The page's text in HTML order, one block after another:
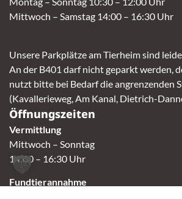
Mittwoch – Samstag 14:00 – 16:30 Uhr
Unsere Parkplätze am Tierheim sind
An der B401 darf nicht geparkt werden,
nutzt bitte bei Bedarf die angrenzenden
(Kavallerieweg, Am Kanal, Dietrich-
Öffnungszeiten
Vermittlung
Mittwoch – Sonntag
14:00 – 16:30 Uhr
Fundtierannahme